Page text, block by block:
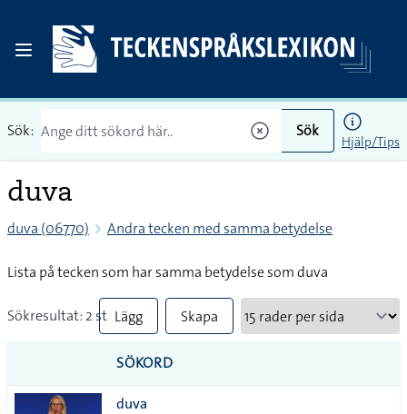
Sök: Sök
Hjälp/Tips
duva
duva (06770) Andra tecken med samma betydelse
Lista på tecken som har samma betydelse som duva
Sökresultat: 2 st Lägg
till
alla i
Skapa
SÖKORD
duva